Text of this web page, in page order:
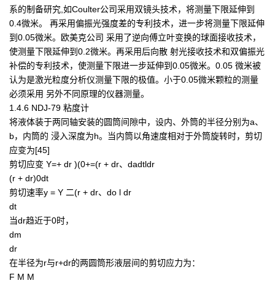
系的制备研究,如Coulter公司采用双镜头技术，将测量下限延伸到
0.4微米。 再采用偏振光强度差的专利技术，进一步将测量下限延伸
到0.05微米。欧美克公司 采用了逆向傅立叶变换的球面接收技术，
使测量下限延伸到0.2微米。再采用后向散 射光接收技术和双偏振光
补偿的专利技术，使测量下限进一步延伸到0.05微米。0.05 微米被
认为是激光粒度分析仪测量下限的极值。小于0.05微米颗粒的测量
必须采用 另外不同原理的仪器测量。
1.4.6 NDJ-79 粘度计
将液体装于两同轴安装的圆筒间隙中，设内、外筒的半径分别为a、
b，内筒的 浸入深度为h。当内筒以角速度相对于外筒旋转时，剪切
应变为[45]
剪切应变 Y=+ dr )(0+=(r + dr、dadtldr
(r + dr)0dt
剪切速率y = Y 二(r + dr、do l dr
dt
当dr趋近于0时，
dm
dr
在半径为r与r+dr的两圆筒形液层间的剪切应力为：
F M M